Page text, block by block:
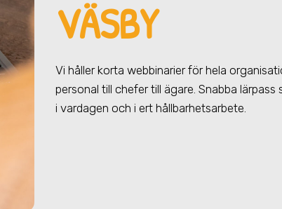
VÄSBY
Vi håller korta webbinarier för hela
personal till chefer till ägare. Snabba
i vardagen och i ert hållbarhetsarbete.